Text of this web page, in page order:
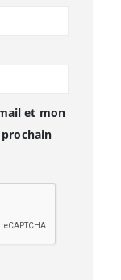
et mon